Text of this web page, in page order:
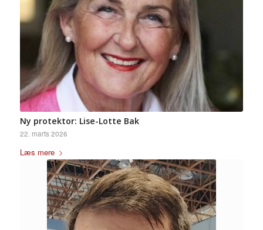
Ny protektor: Lise-Lotte Bak
22. marts 2026
Læs mere